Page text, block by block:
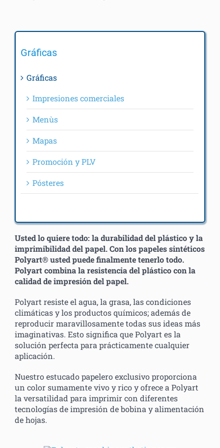
Contact
Resources
Gráficas
Gráficas
Impresiones comerciales
Menùs
Mapas
Promoción y PLV
Pósteres
Usted lo quiere todo: la durabilidad del plástico y la
imprimibilidad del papel. Con los papeles sintéticos
Polyart® usted puede finalmente tenerlo todo.
Polyart combina la resistencia del plástico con la
calidad de impresión del papel.
Polyart resiste el agua, la grasa, las condiciones
climáticas y los productos químicos; además de
reproducir maravillosamente todas sus ideas más
imaginativas. Esto significa que Polyart es la
solución perfecta para prácticamente cualquier
aplicación.
Nuestro estucado papelero exclusivo proporciona
un color sumamente vivo y rico y ofrece a Polyart
la versatilidad para imprimir con diferentes
tecnologías de impresión de bobina y alimentación
de hojas.